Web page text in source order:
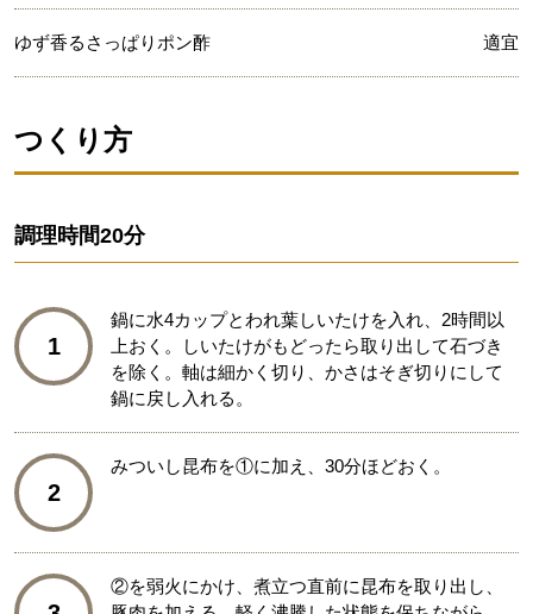
ゆず香るさっぱりポン酢 適宜
つくり方
調理時間20分
1
鍋に水4カップとわれ葉しいたけを入れ、2時間以
上おく。しいたけがもどったら取り出して石づき
を除く。軸は細かく切り、かさはそぎ切りにして
鍋に戻し入れる。
2
みついし昆布を①に加え、30分ほどおく。
②を弱火にかけ、煮立つ直前に昆布を取り出し、